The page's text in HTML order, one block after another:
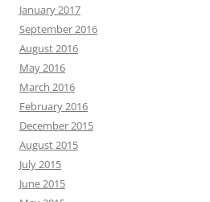
January 2017
September 2016
August 2016
May 2016
March 2016
February 2016
December 2015
August 2015
July 2015
June 2015